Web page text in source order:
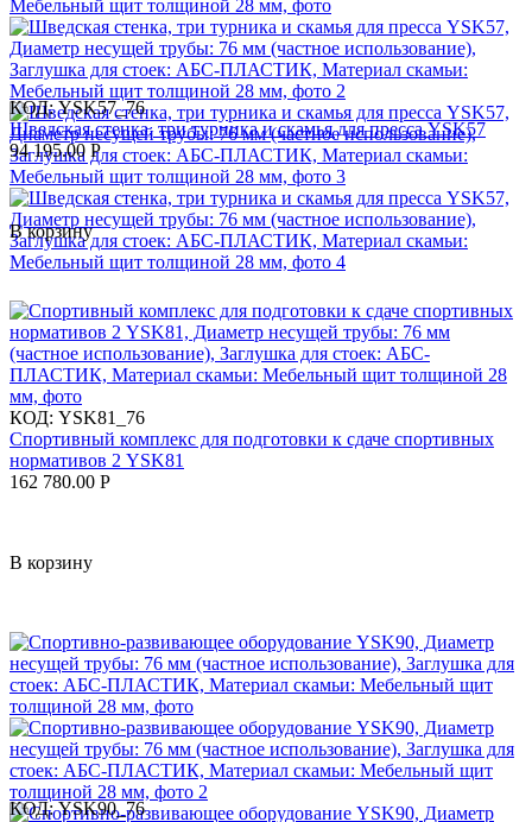
КОД: YSK57_76
Шведская стенка, три турника и скамья для пресса YSK57
94 195.00 Р
В корзину
КОД: YSK81_76
Спортивный комплекс для подготовки к сдаче спортивных
нормативов 2 YSK81
162 780.00 Р
В корзину
КОД: YSK90_76